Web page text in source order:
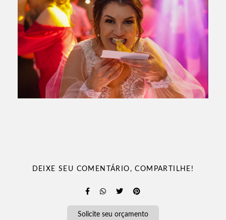
DEIXE SEU COMENTÁRIO, COMPARTILHE!
Solicite seu orçamento